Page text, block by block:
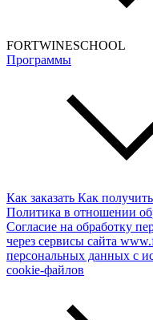
Армянские вина
Американские вина
Грузинские вина
Сирийские вина
FORTWINESCHOOL
Программы
Как заказать Как получить
Политика в отношении
Согласие на обработку
через сервисы сайта
персональных данных с
cookie-файлов